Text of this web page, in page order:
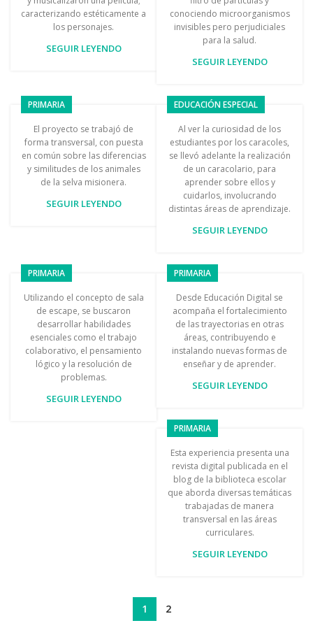
caracterizando estéticamente a
los personajes.
SEGUIR LEYENDO
conociendo microorganismos
invisibles pero perjudiciales
para la salud.
SEGUIR LEYENDO
PRIMARIA
El proyecto se trabajó de
forma transversal, con puesta
en común sobre las diferencias
y similitudes de los animales
de la selva misionera.
SEGUIR LEYENDO
EDUCACIÓN ESPECIAL
Al ver la curiosidad de los
estudiantes por los caracoles,
se llevó adelante la realización
de un caracolario, para
aprender sobre ellos y
cuidarlos, involucrando
distintas áreas de aprendizaje.
SEGUIR LEYENDO
PRIMARIA
Utilizando el concepto de sala
de escape, se buscaron
desarrollar habilidades
esenciales como el trabajo
colaborativo, el pensamiento
lógico y la resolución de
problemas.
SEGUIR LEYENDO
PRIMARIA
Desde Educación Digital se
acompaña el fortalecimiento
de las trayectorias en otras
áreas, contribuyendo e
instalando nuevas formas de
enseñar y de aprender.
SEGUIR LEYENDO
PRIMARIA
Esta experiencia presenta una
revista digital publicada en el
blog de la biblioteca escolar
que aborda diversas temáticas
trabajadas de manera
transversal en las áreas
curriculares.
SEGUIR LEYENDO
1 2